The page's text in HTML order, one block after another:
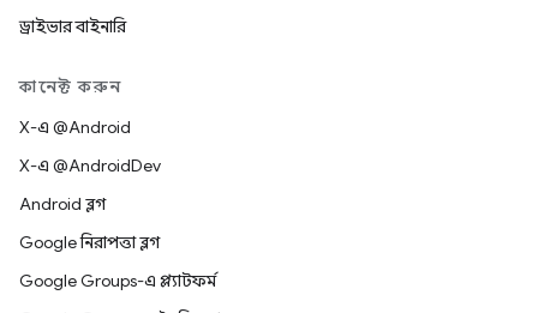
ড্রাইভার বাইনারি
কানেক্ট করুন
X-এ @Android
X-এ @AndroidDev
Android ব্লগ
Google নিরাপত্তা ব্লগ
Google Groups-এ প্ল্যাটফর্ম